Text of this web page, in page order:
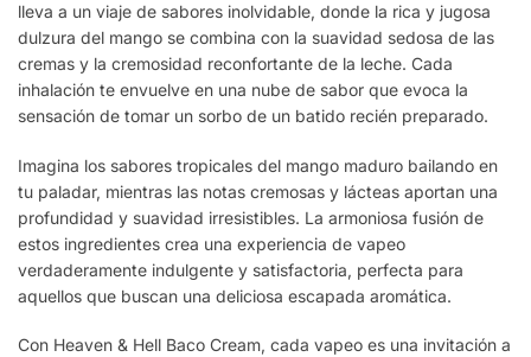
lleva a un viaje de sabores inolvidable, donde la rica y jugosa
dulzura del mango se combina con la suavidad sedosa de las
cremas y la cremosidad reconfortante de la leche. Cada
inhalación te envuelve en una nube de sabor que evoca la
sensación de tomar un sorbo de un batido recién preparado.
Imagina los sabores tropicales del mango maduro bailando en
tu paladar, mientras las notas cremosas y lácteas aportan una
profundidad y suavidad irresistibles. La armoniosa fusión de
estos ingredientes crea una experiencia de vapeo
verdaderamente indulgente y satisfactoria, perfecta para
aquellos que buscan una deliciosa escapada aromática.
Con Heaven & Hell Baco Cream, cada vapeo es una invitación a